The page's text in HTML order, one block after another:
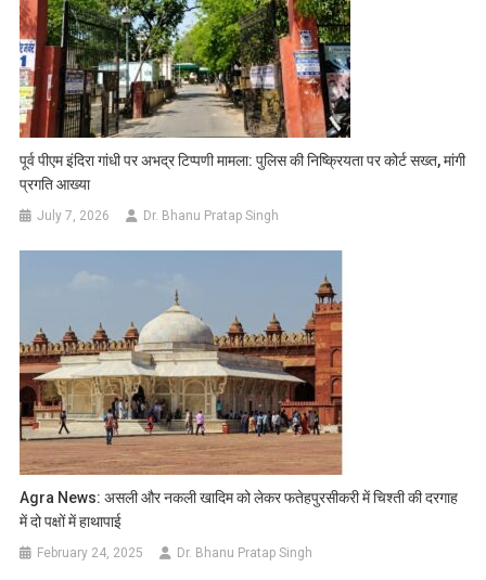
पूर्व पीएम इंदिरा गांधी पर अभद्र टिप्पणी मामला: पुलिस की निष्क्रियता पर कोर्ट सख्त, मांगी
प्रगति आख्या
July 7, 2026 Dr. Bhanu Pratap Singh
Agra News: असली और नकली खादिम को लेकर फतेहपुरसीकरी में चिश्ती की दरगाह
में दो पक्षों में हाथापाई
February 24, 2025 Dr. Bhanu Pratap Singh